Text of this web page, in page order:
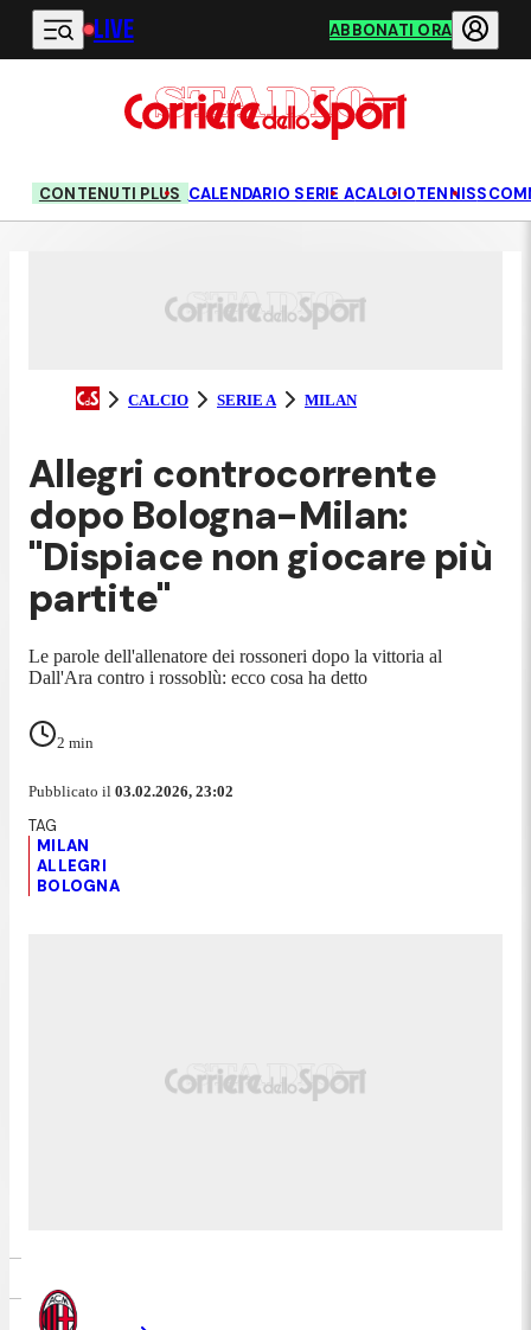
Vai al contenuto principale
LIVE ABBONATI ORA
CONTENUTI PLUS CALENDARIO SERIE ACALCIOTENNIS
CALCIO SERIE A MILAN
Allegri controcorrente
dopo Bologna-Milan:
"Dispiace non giocare più
partite"
Le parole dell'allenatore dei rossoneri dopo la vittoria al
Dall'Ara contro i rossoblù: ecco cosa ha detto
2 min
Pubblicato il 03.02.2026, 23:02
MILAN
ALLEGRI
BOLOGNA